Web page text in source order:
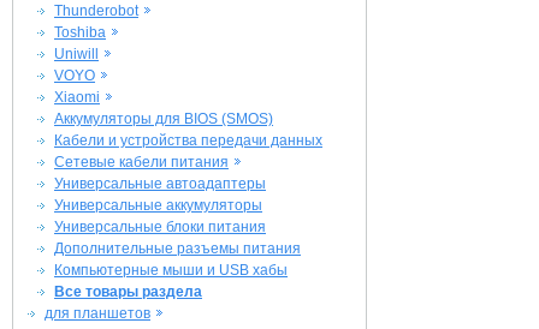
Thunderobot
Toshiba
Uniwill
VOYO
Xiaomi
Аккумуляторы для BIOS (SMOS)
Кабели и устройства передачи данных
Сетевые кабели питания
Универсальные автоадаптеры
Универсальные аккумуляторы
Универсальные блоки питания
Дополнительные разъемы питания
Компьютерные мыши и USB хабы
Все товары раздела
для планшетов